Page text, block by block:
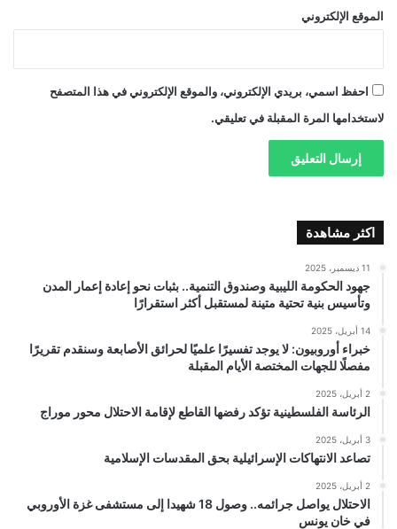
الموقع الإلكتروني
احفظ اسمي، بريدي الإلكتروني، والموقع الإلكتروني في هذا المتصفح
لاستخدامها المرة المقبلة في تعليقي.
اكثر مشاهدة
11 ديسمبر، 2025
جهود الحكومة الليبية وصندوق التنمية.. بثبات نحو إعادة إعمار المدن
وتأسيس بنية تحتية متينة لمستقبل أكثر استقرارًا
14 أبريل، 2025
خبراء أوروبيون: لا يوجد تفسيرًا علميًا لحرائق الأصابعة وسنقدم تقريرًا
مفصلًا للجهات المختصة الأيام المقبلة
2 أبريل، 2025
الرئاسة الفلسطينية تؤكد رفضها القاطع لإقامة الاحتلال محور موراج
3 أبريل، 2025
تصاعد الانتهاكات الإسرائيلية بحق المقدسات الإسلامية
2 أبريل، 2025
الاحتلال يواصل جرائمه.. وصول 18 شهيدا إلى مستشفى غزة الأوروبي
في خان يونس